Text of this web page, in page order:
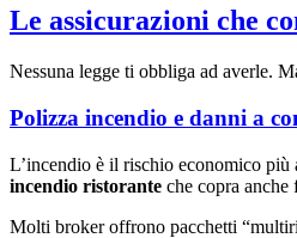
Le assicurazioni che
Nessuna legge ti obbliga ad averle.
Polizza incendio e danni a
L’incendio è il rischio economico più
incendio ristorante che copra anche
Molti broker offrono pacchetti